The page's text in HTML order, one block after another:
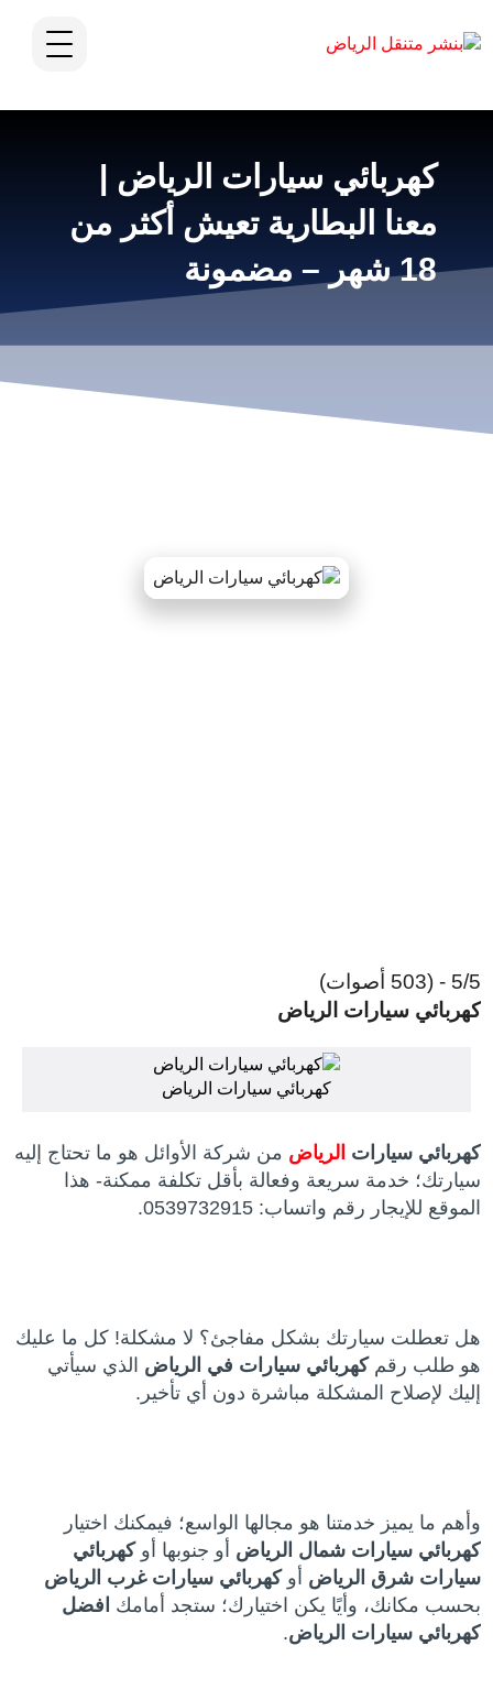
كهربائي سيارات الرياض |
معنا البطارية تعيش أكثر من
18 شهر – مضمونة
5/5 - (503 أصوات)
كهربائي سيارات الرياض
كهربائي سيارات الرياض
كهربائي سيارات الرياض من شركة الأوائل هو ما تحتاج إليه
سيارتك؛ خدمة سريعة وفعالة بأقل تكلفة ممكنة- هذا
الموقع للإيجار رقم واتساب: 0539732915.
هل تعطلت سيارتك بشكل مفاجئ؟ لا مشكلة! كل ما عليك
هو طلب رقمكهربائي سيارات في الرياض الذي سيأتي
إليك لإصلاح المشكلة مباشرة دون أي تأخير.
وأهم ما يميز خدمتنا هو مجالها الواسع؛ فيمكنك اختيار
كهربائي سيارات شمال الرياض أو جنوبها أوكهربائي
سيارات شرق الرياض أوكهربائي سيارات غرب الرياض
بحسب مكانك، وأيًا يكن اختيارك؛ ستجد أمامك افضل
كهربائي سيارات الرياض.